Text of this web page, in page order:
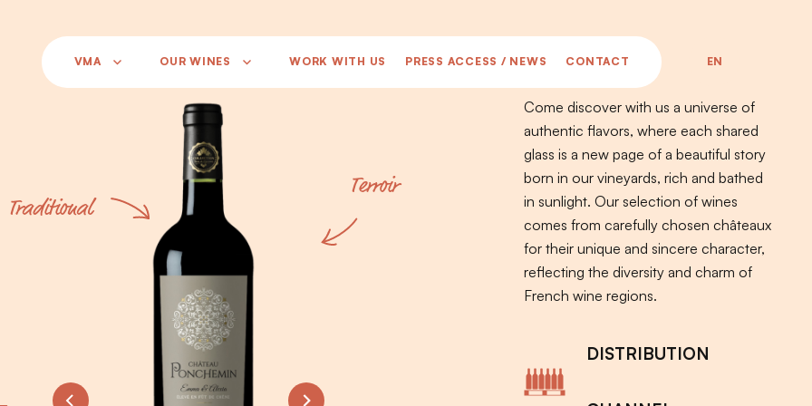
VMA OUR WINES WORK WITH US PRESS ACCESS / NEWS CONTACT EN
Traditional
Terroir
Come discover with us a universe of
authentic flavors, where each shared
glass is a new page of a beautiful story
born in our vineyards, rich and bathed
in sunlight. Our selection of wines
comes from carefully chosen châteaux
for their unique and sincere character,
reflecting the diversity and charm of
French wine regions.
DISTRIBUTION